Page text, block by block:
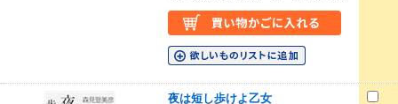
夜は短し歩けよ乙女